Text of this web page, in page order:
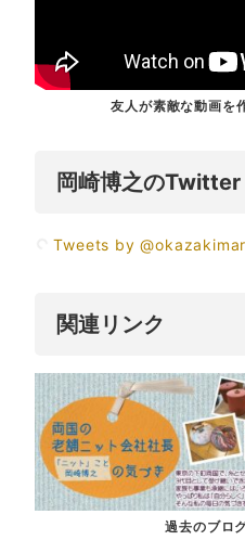
友人が素敵な動画を
岡崎博之のTwitter
Tweets by
関連リンク
過去のブロ